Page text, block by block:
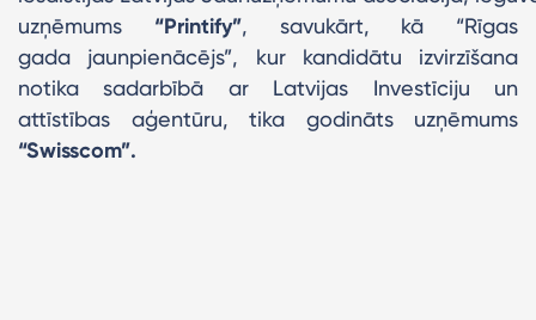
uzņēmums “Printify”, savukārt, kā “Rīgas
gada jaunpienācējs”, kur kandidātu izvirzīšana
notika sadarbībā ar Latvijas Investīciju un
attīstības aģentūru, tika godināts uzņēmums
“Swisscom”.